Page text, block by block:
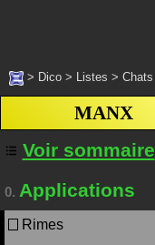
> Dico > Listes > Chats
MANX
Voir sommaire
0. Applications
Rimes